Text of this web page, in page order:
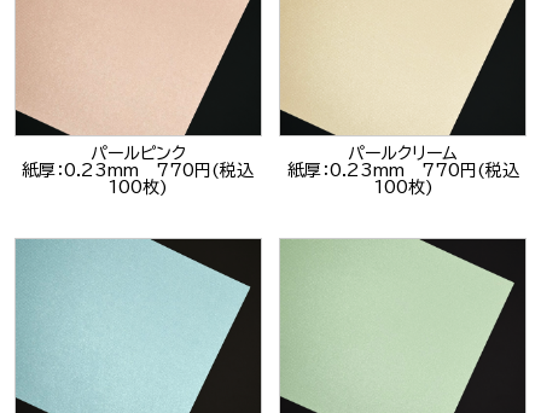
パールピンク
紙厚：0.23mm 770円(税込
100枚)
パールクリーム
紙厚：0.23mm 770円(税込
100枚)